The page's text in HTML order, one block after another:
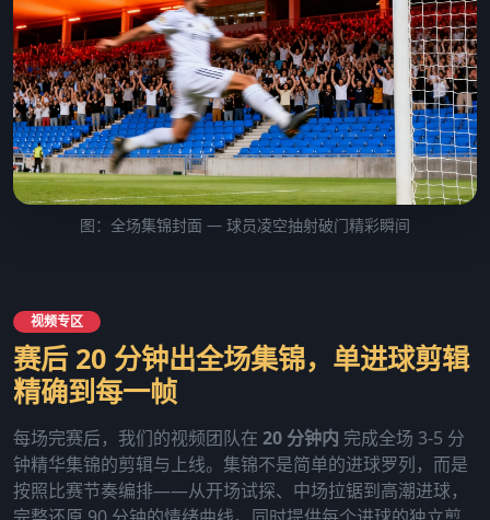
图：全场集锦封面 — 球员凌空抽射破门精彩瞬间
视频专区
赛后 20 分钟出全场集锦，单进球剪辑
精确到每一帧
每场完赛后，我们的视频团队在 20 分钟内 完成全场 3-5 分
钟精华集锦的剪辑与上线。集锦不是简单的进球罗列，而是
按照比赛节奏编排——从开场试探、中场拉锯到高潮进球，